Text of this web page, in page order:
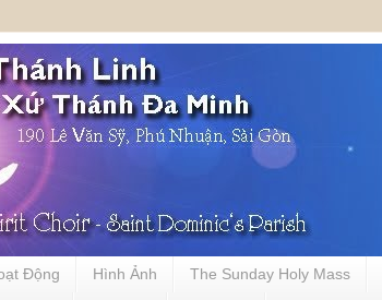
Động Hình Ảnh The Sunday Holy Mass